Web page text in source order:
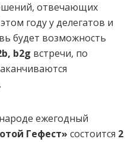
отвечающих
году у делегатов и
будет возможность
b, b2g встречи, по
ежегодный
Гефест» состоится 2